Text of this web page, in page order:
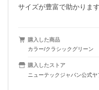
サイズが豊富で助かりま
購入した商品
カラー/クラシックグリーン
購入したストア
ニューテックジャパン公式ヤ